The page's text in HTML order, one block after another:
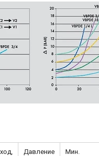
Давление
Мин.